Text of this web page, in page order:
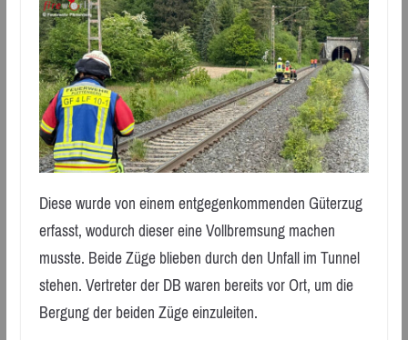
Diese wurde von einem entgegenkommenden Güterzug
erfasst, wodurch dieser eine Vollbremsung machen
musste. Beide Züge blieben durch den Unfall im Tunnel
stehen. Vertreter der DB waren bereits vor Ort, um die
Bergung der beiden Züge einzuleiten.